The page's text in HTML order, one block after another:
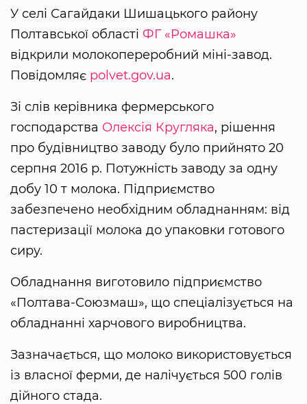
У селі Сагайдаки Шишацького району
Полтавської області ФГ «Ромашка»
відкрили молокопереробний міні-завод.
Повідомляє polvet.gov.ua.
Зі слів керівника фермерського
господарства Олексія Кругляка, рішення
про будівництво заводу було прийнято 20
серпня 2016 р. Потужність заводу за одну
добу 10 т молока. Підприємство
забезпечено необхідним обладнанням: від
пастеризації молока до упаковки готового
сиру.
Обладнання виготовило підприємство
«Полтава-Союзмаш», що спеціалізується на
обладнанні харчового виробництва.
Зазначається, що молоко використовується
із власної ферми, де налічується 500 голів
дійного стада.